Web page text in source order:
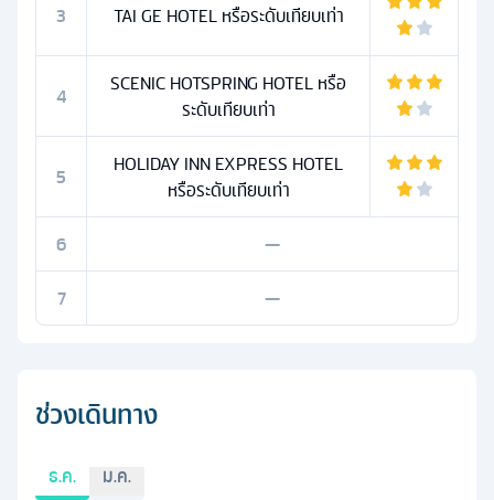
3 TAI GE HOTEL หรือระดับเทียบเท่า
4
SCENIC HOTSPRING HOTEL หรือ
ระดับเทียบเท่า
5
HOLIDAY INN EXPRESS HOTEL
หรือระดับเทียบเท่า
6
—
7
—
ช่วงเดินทาง
ธ.ค. ม.ค.